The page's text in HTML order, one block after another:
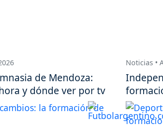
de Mendoza:
y dónde ver por tv
Noticias •